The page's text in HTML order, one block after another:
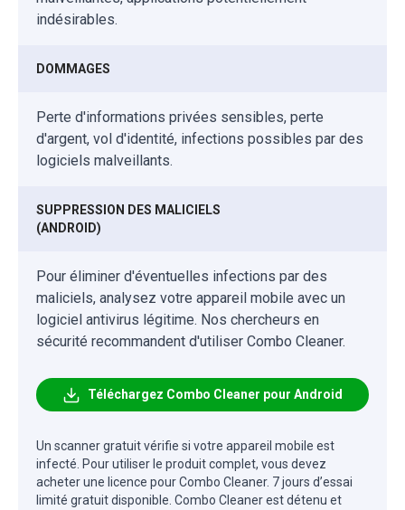
indésirables.
DOMMAGES
Perte d'informations privées sensibles, perte
d'argent, vol d'identité, infections possibles par des
logiciels malveillants.
SUPPRESSION DES MALICIELS
(ANDROID)
Pour éliminer d'éventuelles infections par des
maliciels, analysez votre appareil mobile avec un
logiciel antivirus légitime. Nos chercheurs en
sécurité recommandent d'utiliser Combo Cleaner.
Téléchargez Combo Cleaner pour Android
Un scanner gratuit vérifie si votre appareil mobile est
infecté. Pour utiliser le produit complet, vous devez
acheter une licence pour Combo Cleaner. 7 jours d’essai
limité gratuit disponible. Combo Cleaner est détenu et